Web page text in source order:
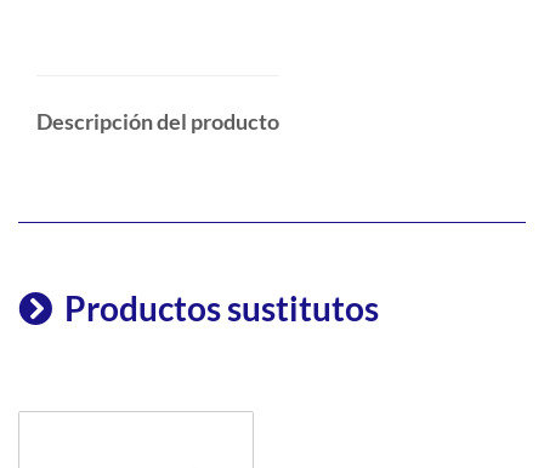
Descripción del producto
Productos sustitutos